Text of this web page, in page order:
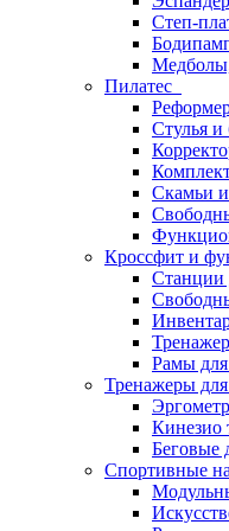
Степ-
Пилатес
Стулья и
Скамьи
Кроссфит и
Станции
Рамы
Тренажеры
Беговые
Спортивные